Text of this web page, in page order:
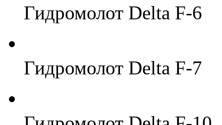
Гидромолот Delta F-6
Гидромолот Delta F-7